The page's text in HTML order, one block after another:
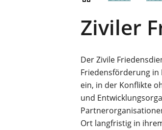
Ziviler
Der Zivile
Friedensförderung in
ein, in der Konflikte
und
Ort langfristig in